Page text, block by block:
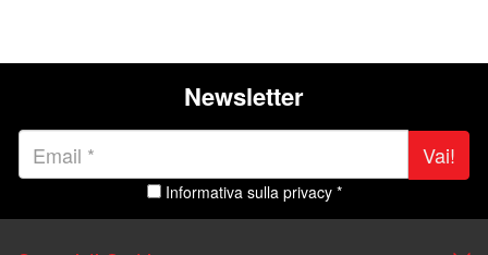
Newsletter
Vai!
Informativa sulla privacy *